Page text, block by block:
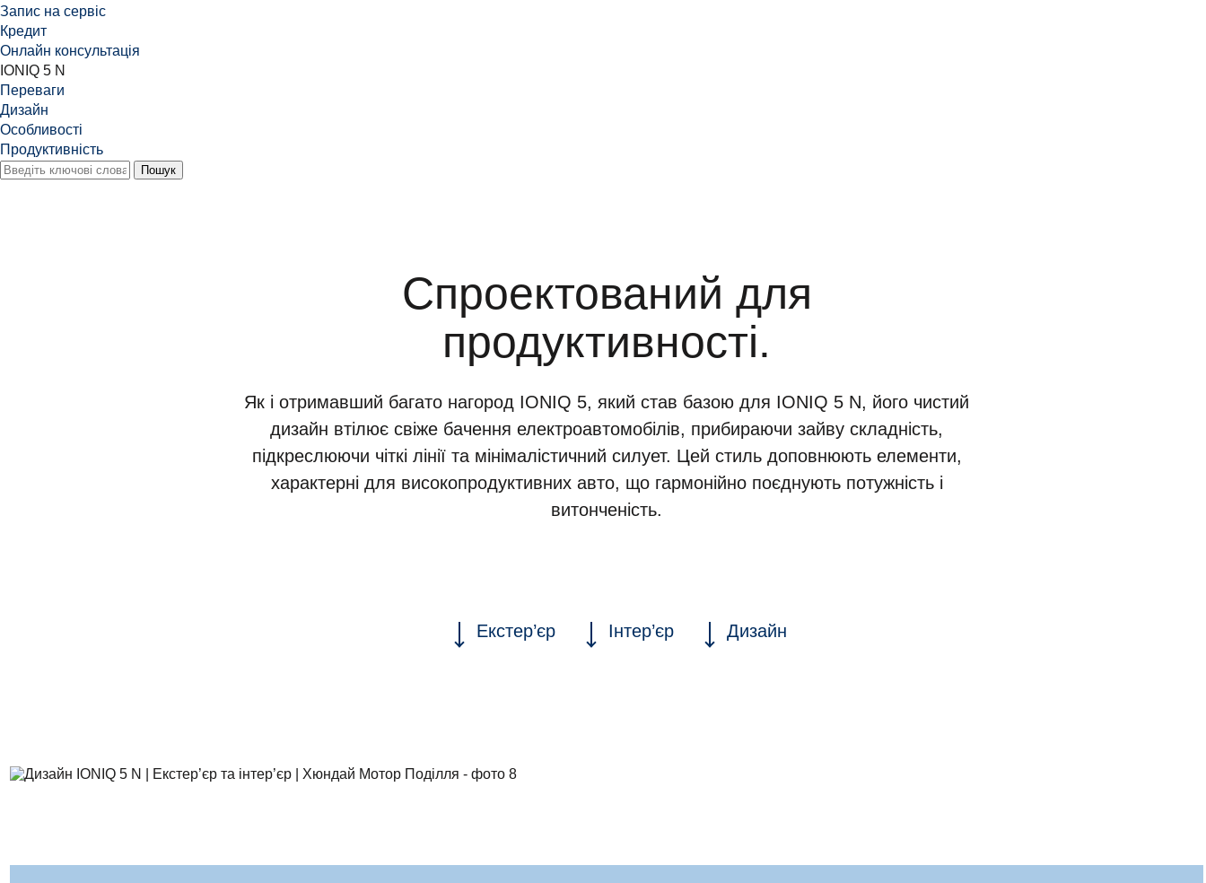
Запис на сервіс
Кредит
Онлайн консультація
IONIQ 5 N
Переваги
Дизайн
Особливості
Продуктивність
Спроектований для
продуктивності.
Як і отримавший багато нагород IONIQ 5, який став базою для IONIQ 5 N, його чистий
дизайн втілює свіже бачення електроавтомобілів, прибираючи зайву складність,
підкреслюючи чіткі лінії та мінімалістичний силует. Цей стиль доповнюють елементи,
характерні для високопродуктивних авто, що гармонійно поєднують потужність і
витонченість.
Екстер’єр Інтер’єр Дизайн